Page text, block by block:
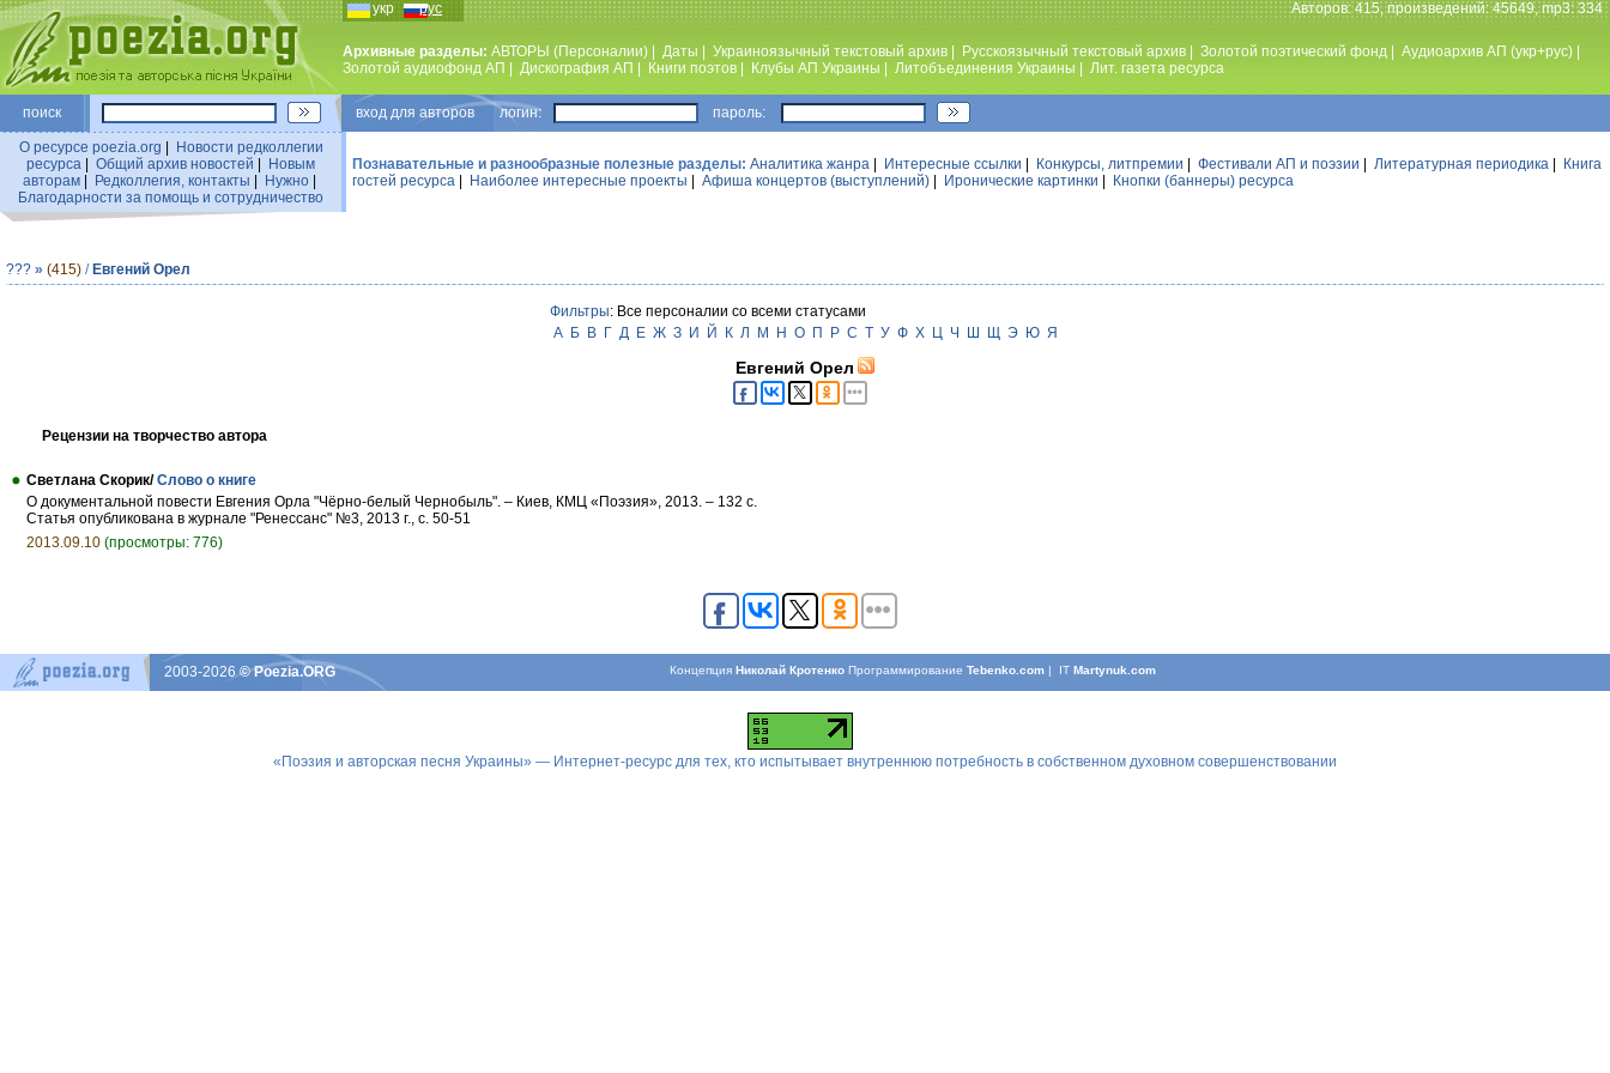
укр рус Авторов: 415, произведений: 45649, mp3: 334
Архивные разделы: АВТОРЫ (Персоналии) Даты Украиноязычный текстовый архив Русскоязычный текстовый архив Золотой поэтический фонд Аудиоархив АП (укр+рус)
Золотой аудиофонд АП
Дискография АП Книги поэтов Клубы АП Украины Литобъединения Украины Лит. газета ресурса
поиск вход для авторов логин: пароль:
О ресурсе poezia.org
Новости редколлегии
ресурса
Общий архив новостей
Новым
авторам| Редколлегия, контакты Нужно|
Благодарности за помощь и сотрудничество
Познавательные и разнообразные полезные разделы: Аналитика жанра Интересные ссылки Конкурсы, литпремии Фестивали АП и поэзии Литературная периодика
Книга
гостей ресурса
Наиболее интересные проекты Афиша концертов (выступлений) Иронические картинки Кнопки (баннеры) ресурса
??? » (415) / Евгений Орел
Фильтры: Все персоналии со всеми статусами
А
Б В Г Д Е Ж З И Й К Л М Н О П Р С Т У Ф Х Ц Ч Ш Щ Э Ю Я
Евгений Орел
Рецензии на творчество автора
Светлана Скорик/Слово о книге
О документальной повести Евгения Орла "Чёрно-белый Чернобыль". – Киев, КМЦ «Поэзия», 2013. – 132 с.
Статья опубликована в журнале "Ренессанс" №3, 2013 г., с. 50-51
2013.09.10 (просмотры: 776)
КонцепцияНиколай Кротенко ПрограммированиеTebenko.com | ITMartynuk.com
2003-2026© Poezia.ORG
«Поэзия и авторская песня Украины» — Интернет-ресурс для тех, кто испытывает внутреннюю потребность в собственном духовном совершенствовании